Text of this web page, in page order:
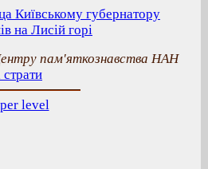
Київському губернатору
на Лисій горі
пам'яткознавства НАН
level